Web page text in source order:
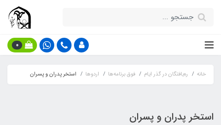
0
خانه ره‌یافتگان در گذر ایام فوق برنامه‌ها اردوها استخر پدران و پسران
استخر پدران و پسران